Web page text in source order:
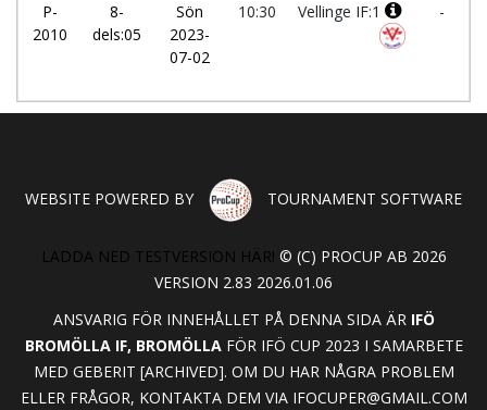
P-
2010
8-
dels:05
Sön
2023-
07-02
10:30 Vellinge IF:1
-
WEBSITE POWERED BY TOURNAMENT SOFTWARE
LADDA NED TESTVERSION HÄR! © (C) PROCUP AB 2026
VERSION 2.83 2026.01.06
ANSVARIG FÖR INNEHÅLLET PÅ DENNA SIDA ÄR IFÖ
BROMÖLLA IF, BROMÖLLAFÖR IFÖ CUP 2023 I SAMARBETE
MED GEBERIT [ARCHIVED]. OM DU HAR NÅGRA PROBLEM
ELLER FRÅGOR, KONTAKTA DEM VIA IFOCUPER@GMAIL.COM